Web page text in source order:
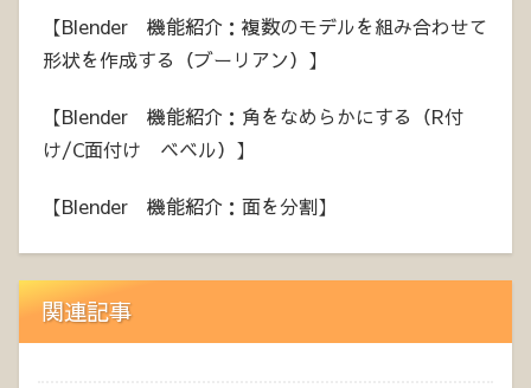
【Blender 機能紹介：複数のモデルを組み合わせて
形状を作成する（ブーリアン）】
【Blender 機能紹介：角をなめらかにする（R付
け/C面付け ベベル）】
【Blender 機能紹介：面を分割】
関連記事